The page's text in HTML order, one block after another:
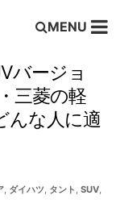
MENU
バージョ
三菱の軽
んな人に適
, ダイハツ, タント , SUV,